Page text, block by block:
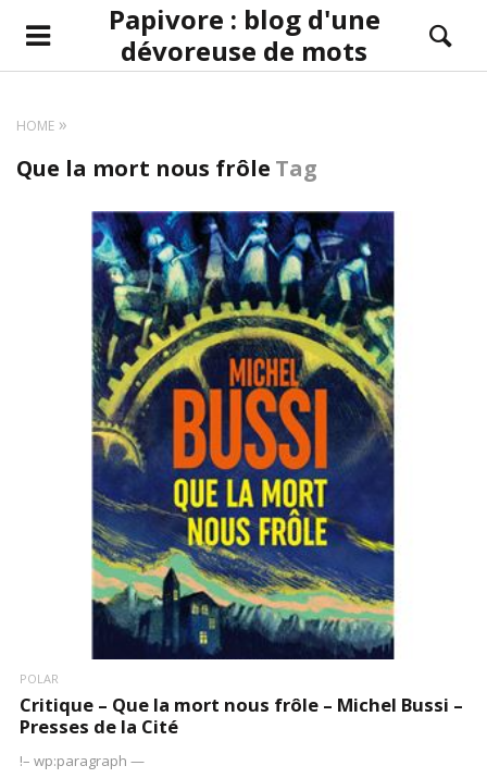
Papivore : blog d'une
dévoreuse de mots
HOME
Que la mort nous frôle Tag
LIRE LA SUITE
POLAR
Critique – Que la mort nous frôle – Michel Bussi –
Presses de la Cité
!– wp:paragraph —